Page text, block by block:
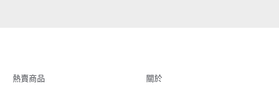
熱賣商品 關於